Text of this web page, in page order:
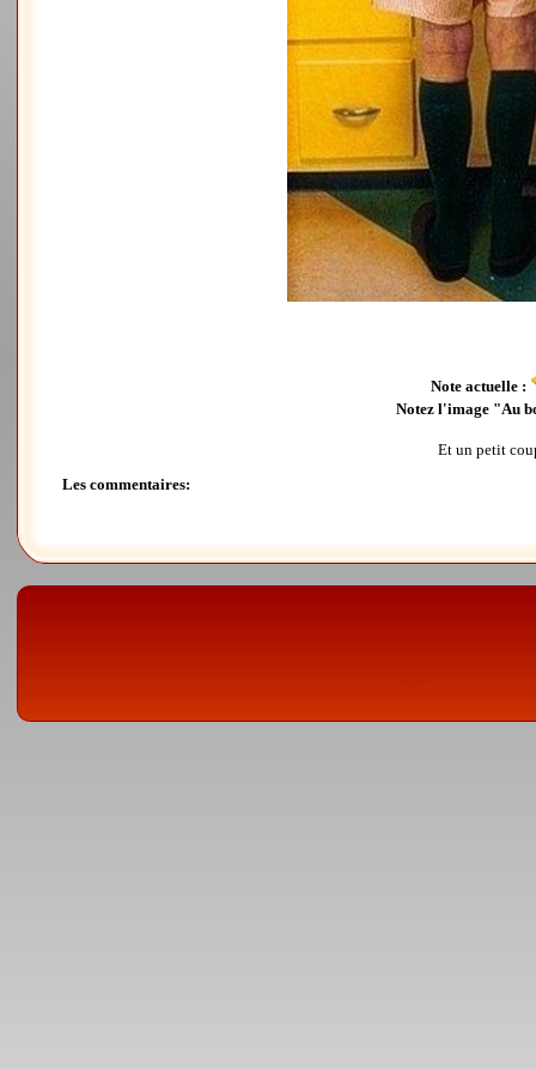
Note actuelle :
Notez l'image "Au
Et un petit
Les commentaires: